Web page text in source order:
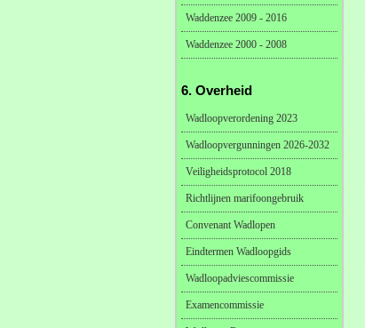
Waddenzee 2009 - 2016
Waddenzee 2000 - 2008
6. Overheid
Wadloopverordening 2023
Wadloopvergunningen 2026-2032
Veiligheidsprotocol 2018
Richtlijnen marifoongebruik
Convenant Wadlopen
Eindtermen Wadloopgids
Wadloopadviescommissie
Examencommissie